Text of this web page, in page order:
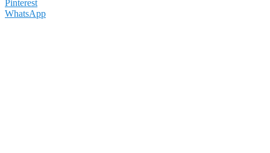
Pinterest
WhatsApp